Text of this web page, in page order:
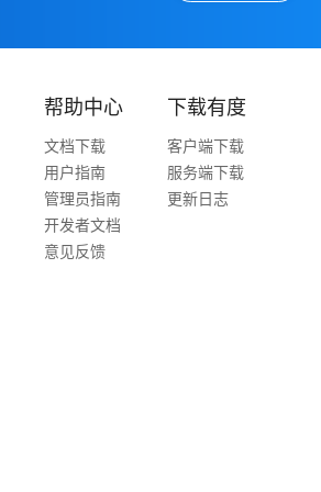
帮助中心
文档下载
用户指南
管理员指南
开发者文档
意见反馈
下载有度
客户端下载
服务端下载
更新日志